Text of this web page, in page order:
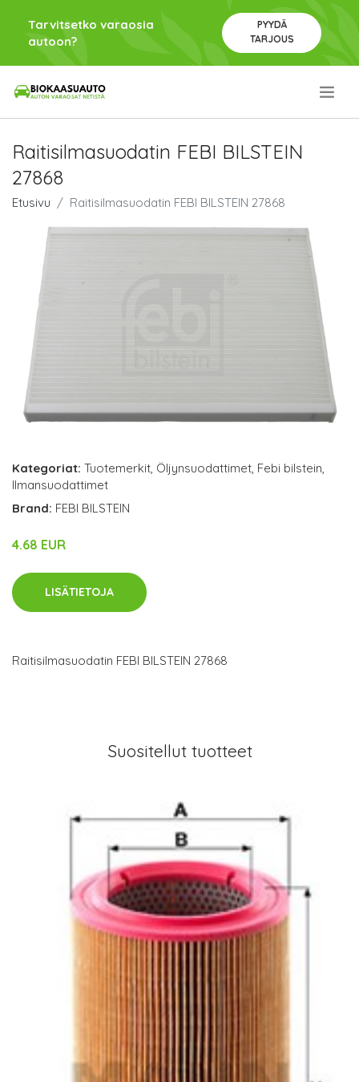
Tarvitsetko varaosia
autoon?
PYYDÄ
TARJOUS
Raitisilmasuodatin FEBI BILSTEIN
27868
Etusivu Raitisilmasuodatin FEBI BILSTEIN 27868
Kategoriat: Tuotemerkit, Öljynsuodattimet, Febi bilstein,
Ilmansuodattimet
Brand: FEBI BILSTEIN
4.68 EUR
LISÄTIETOJA
Raitisilmasuodatin FEBI BILSTEIN 27868
Suositellut tuotteet